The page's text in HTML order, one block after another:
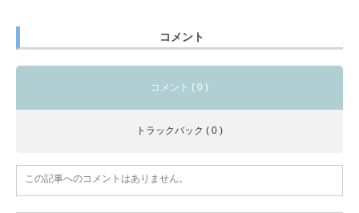
コメント
コメント ( 0 )
トラックバック ( 0 )
この記事へのコメントはありません。